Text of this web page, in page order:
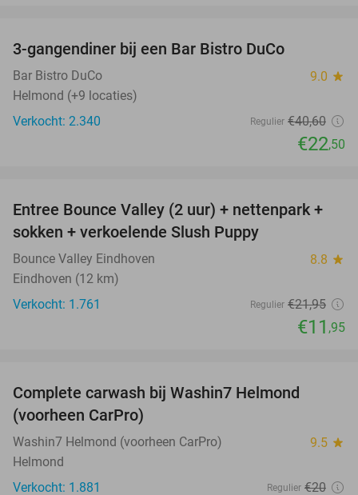
3-gangendiner bij een Bar Bistro DuCo
Bar Bistro DuCo 9.0 star
Helmond (+9 locaties)
Verkocht: 2.340
Regulier €40,60
€22,50
46%
Entree Bounce Valley (2 uur) + nettenpark +
sokken + verkoelende Slush Puppy
Bounce Valley Eindhoven 8.8 star
Eindhoven (12 km)
Verkocht: 1.761
Regulier €21,95
€11 ,95
Complete carwash bij Washin7 Helmond
(voorheen CarPro)
Washin7 Helmond (voorheen CarPro) 9.5 star
Helmond
Verkocht: 1.881
Regulier €20